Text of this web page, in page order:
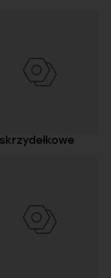
skrzydełkowe